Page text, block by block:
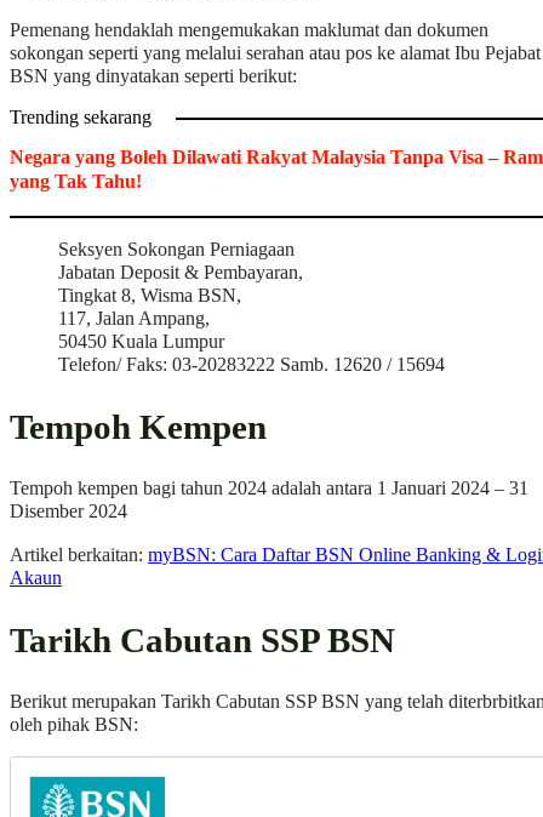
Pemenang hendaklah mengemukakan maklumat dan dokumen
sokongan seperti yang melalui serahan atau pos ke alamat Ibu Pejabat
BSN yang dinyatakan seperti berikut:
Trending sekarang
Negara yang Boleh Dilawati Rakyat Malaysia Tanpa Visa –
yang Tak Tahu!
Seksyen Sokongan Perniagaan
Jabatan Deposit & Pembayaran,
Tingkat 8, Wisma BSN,
117, Jalan Ampang,
50450 Kuala Lumpur
Telefon/ Faks: 03-20283222 Samb. 12620 / 15694
Tempoh Kempen
Tempoh kempen bagi tahun 2024 adalah antara 1 Januari 2024 – 31
Disember 2024
Artikel berkaitan: myBSN: Cara Daftar BSN Online Banking &
Akaun
Tarikh Cabutan SSP BSN
Berikut merupakan Tarikh Cabutan SSP BSN yang telah
oleh pihak BSN: